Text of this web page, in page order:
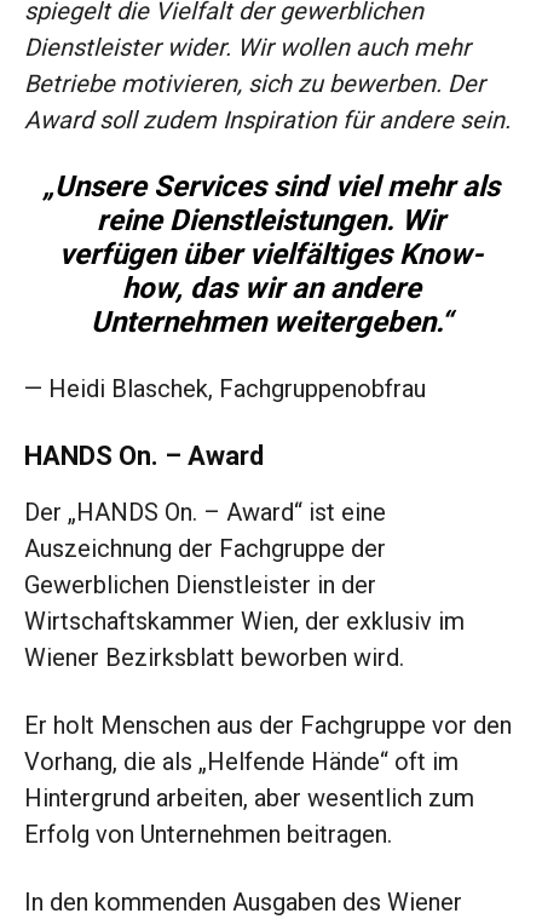
spiegelt die Vielfalt der gewerblichen
Dienstleister wider. Wir wollen auch mehr
Betriebe motivieren, sich zu bewerben. Der
Award soll zudem Inspiration für andere sein.
„Unsere Services sind viel mehr als
reine Dienstleistungen. Wir
verfügen über vielfältiges Know-
how, das wir an andere
Unternehmen weitergeben.“
— Heidi Blaschek, Fachgruppenobfrau
HANDS On. – Award
Der „HANDS On. – Award“ ist eine
Auszeichnung der Fachgruppe der
Gewerblichen Dienstleister in der
Wirtschaftskammer Wien, der exklusiv im
Wiener Bezirksblatt beworben wird.
Er holt Menschen aus der Fachgruppe vor den
Vorhang, die als „Helfende Hände“ oft im
Hintergrund arbeiten, aber wesentlich zum
Erfolg von Unternehmen beitragen.
In den kommenden Ausgaben des Wiener